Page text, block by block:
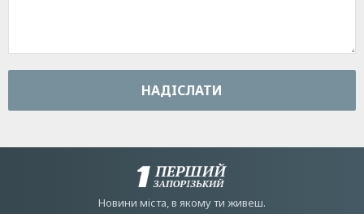
НАДIСЛАТИ
Новини мiста, в якому ти живеш.